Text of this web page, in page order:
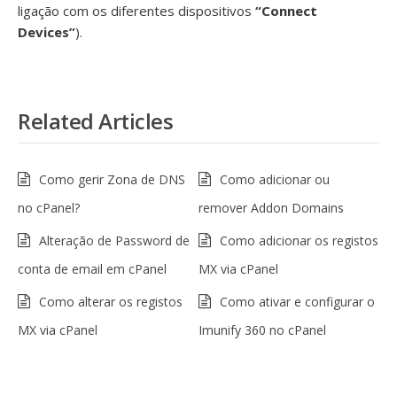
ligação com os diferentes dispositivos “Connect
Devices”).
Related Articles
Como gerir Zona de DNS
no cPanel?
Como adicionar ou
remover Addon Domains
Alteração de Password de
conta de email em cPanel
Como adicionar os registos
MX via cPanel
Como alterar os registos
MX via cPanel
Como ativar e configurar o
Imunify 360 no cPanel